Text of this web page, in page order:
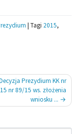
| Tagi 2015,
Prezydium KK nr
nr 89/15 ws. złożenia
wniosku ...